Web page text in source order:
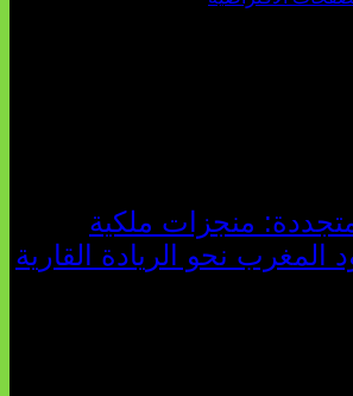
منجزات ملكية
المغرب نحو الريادة القارية